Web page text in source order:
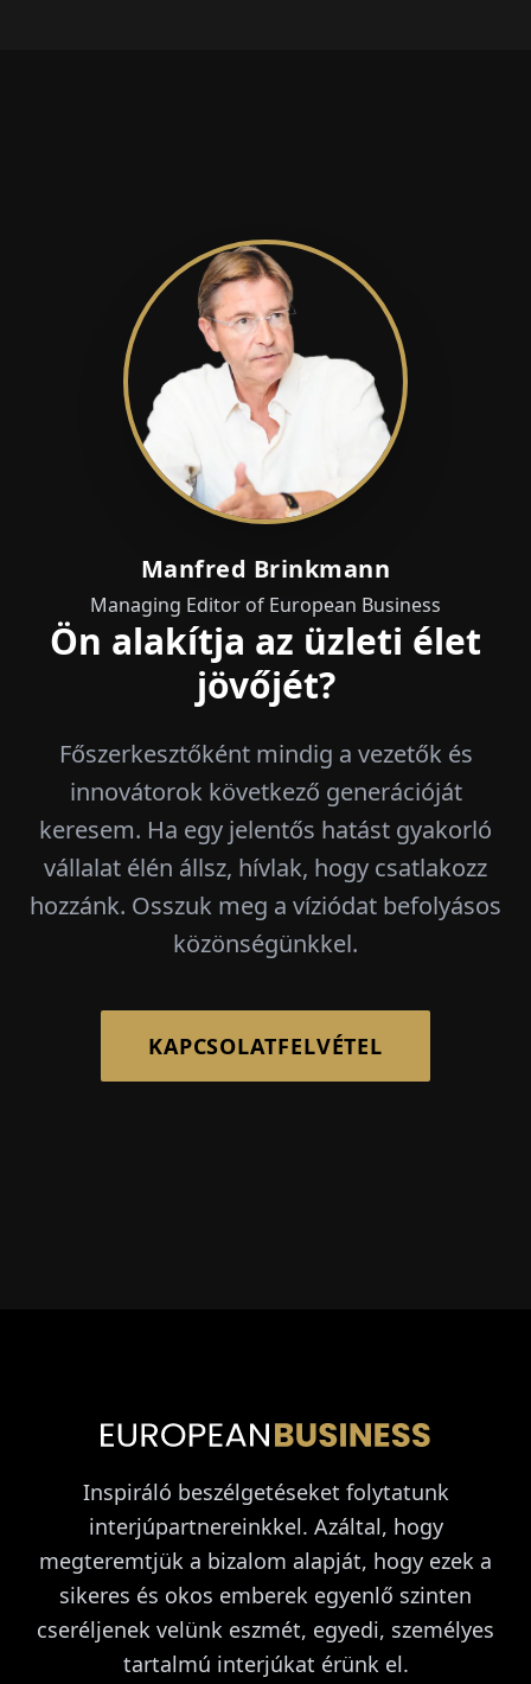
Manfred Brinkmann
Managing Editor of European Business
Ön alakítja az üzleti élet
jövőjét?
Főszerkesztőként mindig a vezetők és
innovátorok következő generációját
keresem. Ha egy jelentős hatást gyakorló
vállalat élén állsz, hívlak, hogy csatlakozz
hozzánk. Osszuk meg a víziódat befolyásos
közönségünkkel.
KAPCSOLATFELVÉTEL
Inspiráló beszélgetéseket folytatunk
interjúpartnereinkkel. Azáltal, hogy
megteremtjük a bizalom alapját, hogy ezek a
sikeres és okos emberek egyenlő szinten
cseréljenek velünk eszmét, egyedi, személyes
tartalmú interjúkat érünk el.